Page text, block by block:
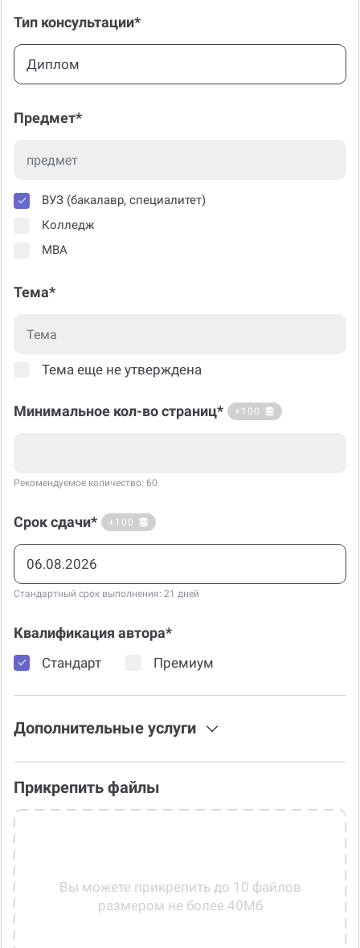
Тип консультации*
Диплом
Предмет*
ВУЗ (бакалавр, специалитет)
Колледж
МВА
Тема*
Тема еще не утверждена
Минимальное кол-во страниц* +100
Рекомендуемое количество: 60
Срок сдачи* +100
Стандартный срок выполнения: 21 дней
Квалификация автора*
Стандарт Премиум
Дополнительные услуги
Прикрепить файлы
Вы можете прикрепить до 10 файлов
размером не более 40Мб